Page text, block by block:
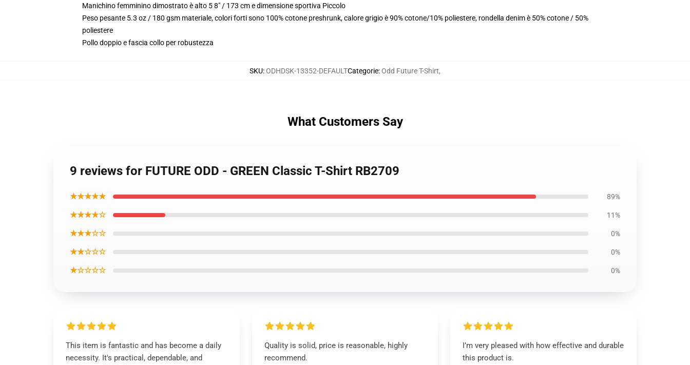
Manichino femminino dimostrato è alto 5 8" / 173 cm e dimensione sportiva Piccolo
Peso pesante 5.3 oz / 180 gsm materiale, colori forti sono 100% cotone preshrunk, calore grigio è 90% cotone/10% poliestere, rondella denim è 50% cotone / 50%
poliestere
Pollo doppio e fascia collo per robustezza
SKU:ODHDSK-13352-DEFAULTCategorie:Odd Future T-Shirt,
What Customers Say
9 reviews for FUTURE ODD - GREEN Classic T-Shirt RB2709
★★★★★ 89%
★★★★☆ 11%
★★★☆☆ 0%
★★☆☆☆ 0%
★☆☆☆☆ 0%
This item is fantastic and has become a daily
necessity. It's practical, dependable, and
Quality is solid, price is reasonable, highly
recommend.
I’m very pleased with how effective and durable
this product is.